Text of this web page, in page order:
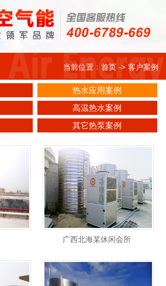
当前位置： 首页-> 客户案例
热水应用案例
高温热水案例
其它热泵案例
广西北海某休闲会所